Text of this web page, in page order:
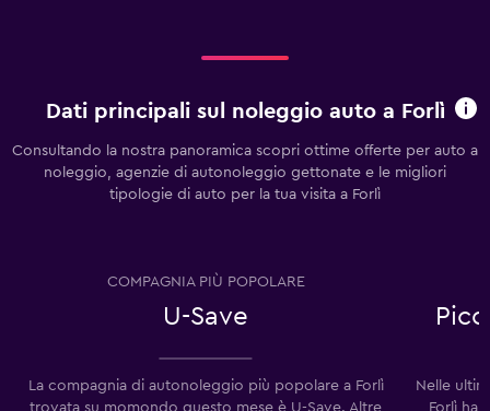
Dati principali sul noleggio auto a Forlì
Consultando la nostra panoramica scopri ottime offerte per auto a
noleggio, agenzie di autonoleggio gettonate e le migliori
tipologie di auto per la tua visita a Forlì
COMPAGNIA PIÙ POPOLARE
U-Save
La compagnia di autonoleggio più popolare a Forlì
trovata su momondo questo mese è U-Save. Altre
Nelle
Forlì